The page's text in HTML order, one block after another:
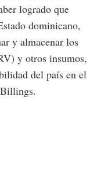
logrado que
dominicano,
y almacenar los
y otros insumos,
del país en el